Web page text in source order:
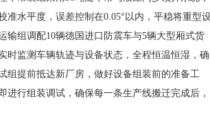
准水平度，误差控制在0.05°以内，平稳将重型
输组调配10辆德国进口防震车与5辆大型厢式货
时监测车辆轨迹与设备状态，全程恒温恒湿，确
组提前抵达新厂房，做好设备组装前的准备工
进行组装调试，确保每一条生产线搬迁完成后，